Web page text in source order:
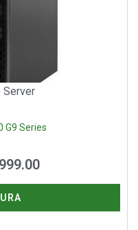
Server
G9 Series
999.00